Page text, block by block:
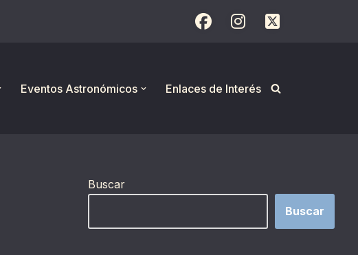
Eventos Astronómicos Enlaces de Interés
Buscar
Buscar